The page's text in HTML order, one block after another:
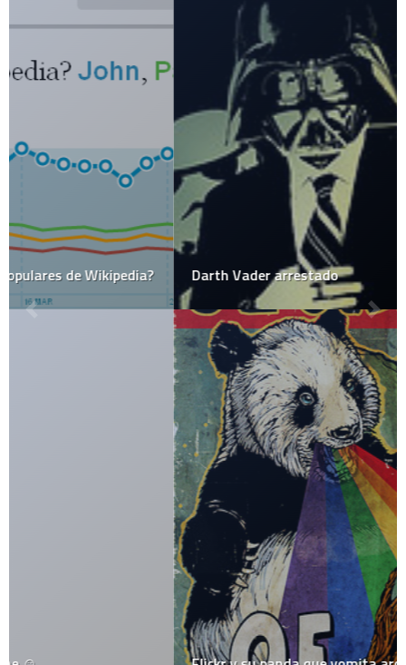
Darth Vader arrestado